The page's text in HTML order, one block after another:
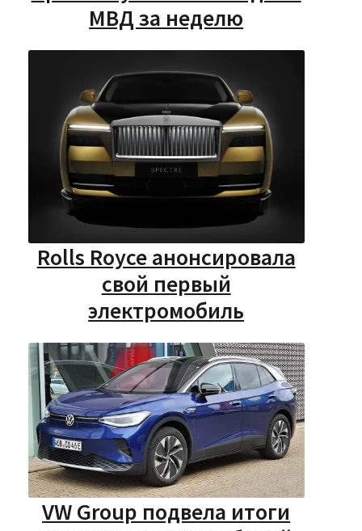
МВД за неделю
Rolls Royce анонсировала
свой первый
электромобиль
VW Group подвела итоги